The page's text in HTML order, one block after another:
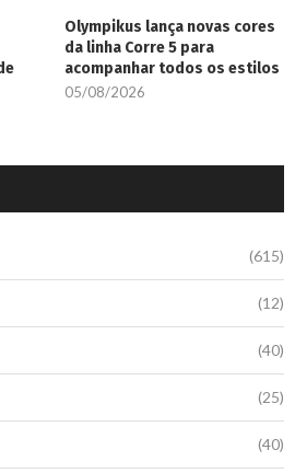
Olympikus lança novas cores
da linha Corre 5 para
acompanhar todos os estilos
05/08/2026
(615)
(12)
(40)
(25)
(40)